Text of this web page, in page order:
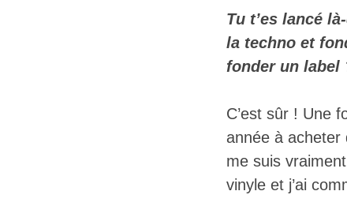
Tu t’es lancé
la techno et
fonder un label
C’est sûr ! Une
année à acheter
me suis
vinyle et j’ai